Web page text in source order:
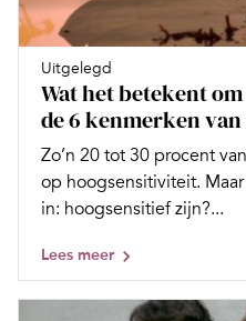
Uitgelegd
Wat het betekent
de 6 kenmerken van
Zo’n 20 tot 30 procent
op hoogsensitiviteit.
in: hoogsensitief zijn?...
Lees meer